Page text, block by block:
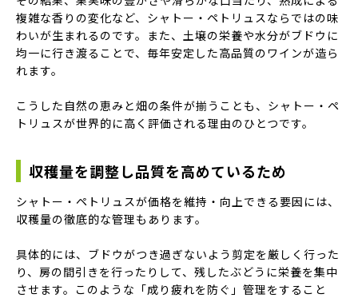
複雑な香りの変化など、シャトー・ペトリュスならではの味
わいが生まれるのです。また、土壌の栄養や水分がブドウに
均一に行き渡ることで、毎年安定した高品質のワインが造ら
れます。
こうした自然の恵みと畑の条件が揃うことも、シャトー・ペ
トリュスが世界的に高く評価される理由のひとつです。
収穫量を調整し品質を高めているため
シャトー・ペトリュスが価格を維持・向上できる要因には、
収穫量の徹底的な管理もあります。
具体的には、ブドウがつき過ぎないよう剪定を厳しく行った
り、房の間引きを行ったりして、残したぶどうに栄養を集中
させます。このような「成り疲れを防ぐ」管理をすること